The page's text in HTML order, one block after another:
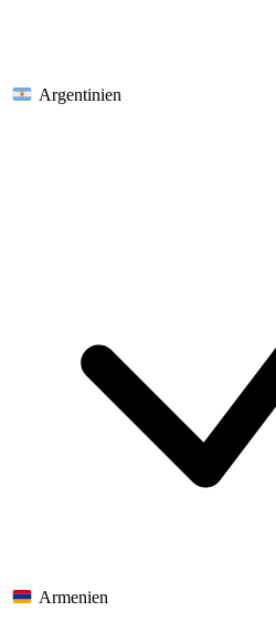
Argentinien
Armenien